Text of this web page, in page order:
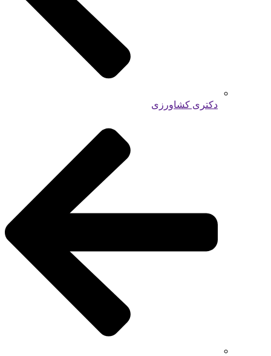
دکتری کشاورزی